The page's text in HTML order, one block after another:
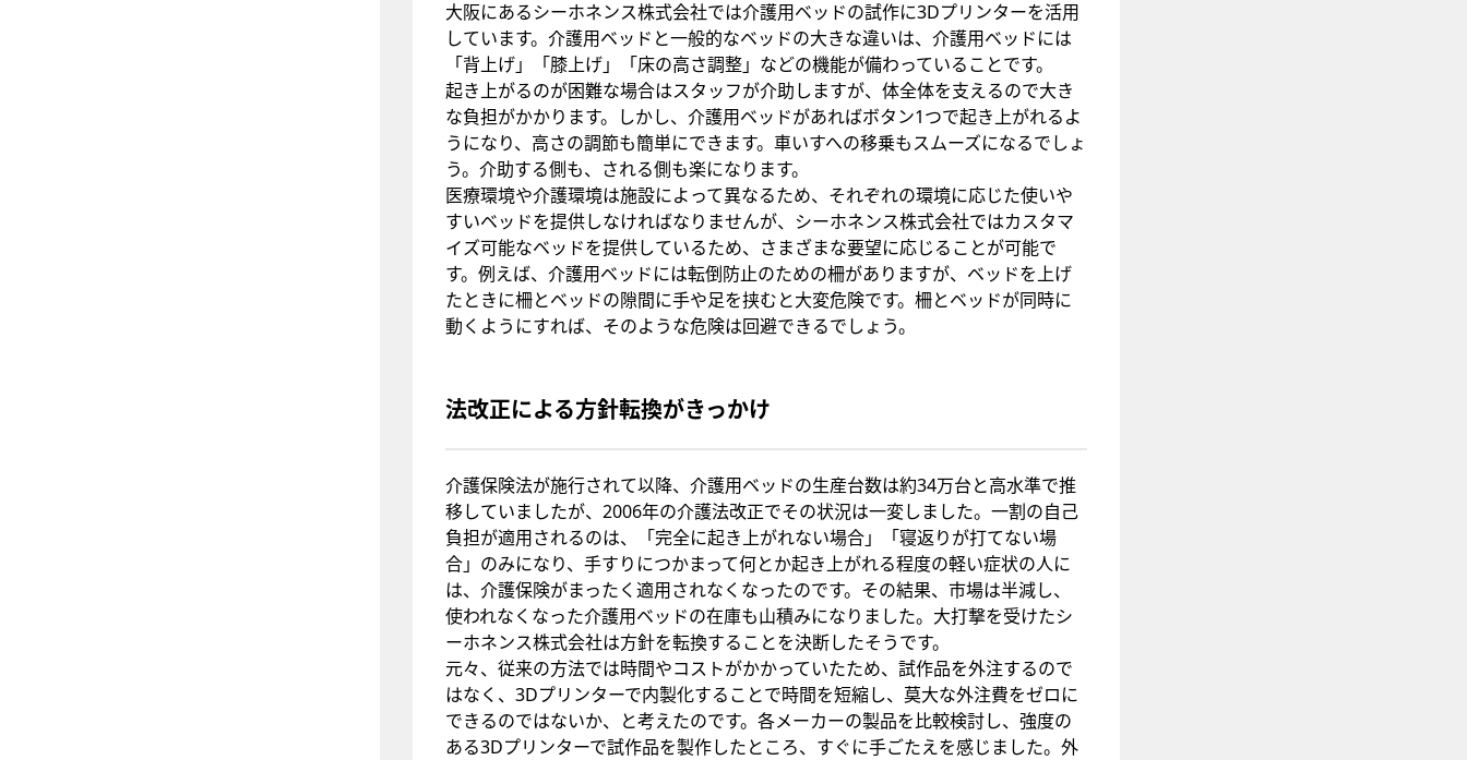
大阪にあるシーホネンス株式会社では介護用ベッドの試作に3Dプリンターを活用
しています。介護用ベッドと一般的なベッドの大きな違いは、介護用ベッドには
「背上げ」「膝上げ」「床の高さ調整」などの機能が備わっていることです。
起き上がるのが困難な場合はスタッフが介助しますが、体全体を支えるので大き
な負担がかかります。しかし、介護用ベッドがあればボタン1つで起き上がれるよ
うになり、高さの調節も簡単にできます。車いすへの移乗もスムーズになるでしょ
う。介助する側も、される側も楽になります。
医療環境や介護環境は施設によって異なるため、それぞれの環境に応じた使いや
すいベッドを提供しなければなりませんが、シーホネンス株式会社ではカスタマ
イズ可能なベッドを提供しているため、さまざまな要望に応じることが可能で
す。例えば、介護用ベッドには転倒防止のための柵がありますが、ベッドを上げ
たときに柵とベッドの隙間に手や足を挟むと大変危険です。柵とベッドが同時に
動くようにすれば、そのような危険は回避できるでしょう。
法改正による方針転換がきっかけ
介護保険法が施行されて以降、介護用ベッドの生産台数は約34万台と高水準で推
移していましたが、2006年の介護法改正でその状況は一変しました。一割の自己
負担が適用されるのは、「完全に起き上がれない場合」「寝返りが打てない場
合」のみになり、手すりにつかまって何とか起き上がれる程度の軽い症状の人に
は、介護保険がまったく適用されなくなったのです。その結果、市場は半減し、
使われなくなった介護用ベッドの在庫も山積みになりました。大打撃を受けたシ
ーホネンス株式会社は方針を転換することを決断したそうです。
元々、従来の方法では時間やコストがかかっていたため、試作品を外注するので
はなく、3Dプリンターで内製化することで時間を短縮し、莫大な外注費をゼロに
できるのではないか、と考えたのです。各メーカーの製品を比較検討し、強度の
ある3Dプリンターで試作品を製作したところ、すぐに手ごたえを感じました。外